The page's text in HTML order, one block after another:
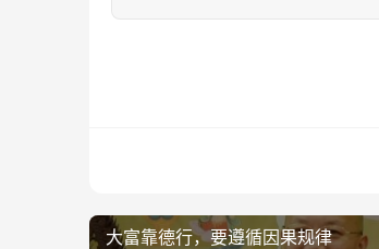
大富靠德行，要遵循因果规律